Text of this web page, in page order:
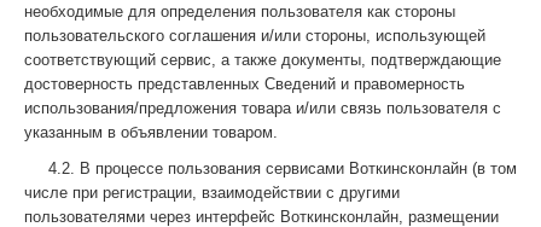
необходимые для определения пользователя как стороны
пользовательского соглашения и/или стороны, использующей
соответствующий сервис, а также документы, подтверждающие
достоверность представленных Сведений и правомерность
использования/предложения товара и/или связь пользователя с
указанным в объявлении товаром.
4.2. В процессе пользования сервисами Воткинсконлайн (в том
числе при регистрации, взаимодействии с другими
пользователями через интерфейс Воткинсконлайн, размещении